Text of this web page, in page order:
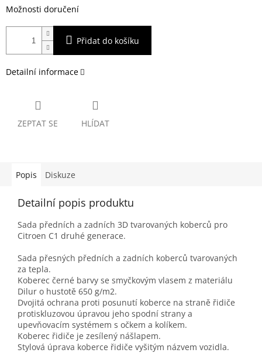
Možnosti doručení
Přidat do košíku
Detailní informace
ZEPTAT SE HLÍDAT
Popis Diskuze
Detailní popis produktu
Sada předních a zadních 3D tvarovaných koberců pro
Citroen C1 druhé generace.
Sada přesných předních a zadních koberců tvarovaných
za tepla.
Koberec černé barvy se smyčkovým vlasem z materiálu
Dilur o hustotě 650 g/m2.
Dvojitá ochrana proti posunutí koberce na straně řidiče
protiskluzovou úpravou jeho spodní strany a
upevňovacím systémem s očkem a kolíkem.
Koberec řidiče je zesílený nášlapem.
Stylová úprava koberce řidiče vyšitým názvem vozidla.